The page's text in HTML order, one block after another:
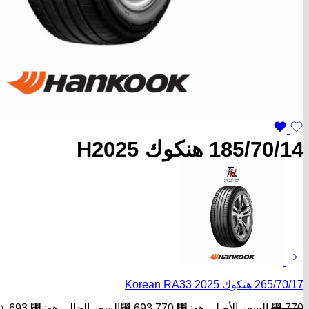
185/70/14 هنكوك H2025
265/70/17 هنكوك Korean RA33 2025